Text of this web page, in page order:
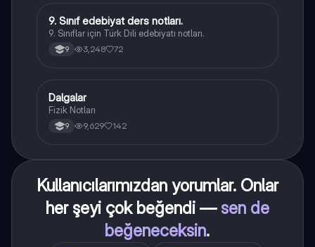
Türk Dili ve Edebiyatı
9. Sınıf edebiyat ders notları.
9. Sınıflar için Türk Dili edebiyatı notları.
9 3,248 72
Fizik
Dalgalar
Fizik Notları
9 9,629 142
Kullanıcılarımızdan yorumlar. Onlar
her şeyi çok beğendi — sen de
beğeneceksin.